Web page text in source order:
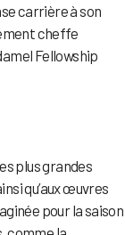
carrière à son
cheffe
Fellowship
plus grandes
qu’aux œuvres
pour la saison